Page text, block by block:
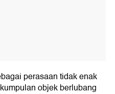
perasaan tidak enak
objek berlubang